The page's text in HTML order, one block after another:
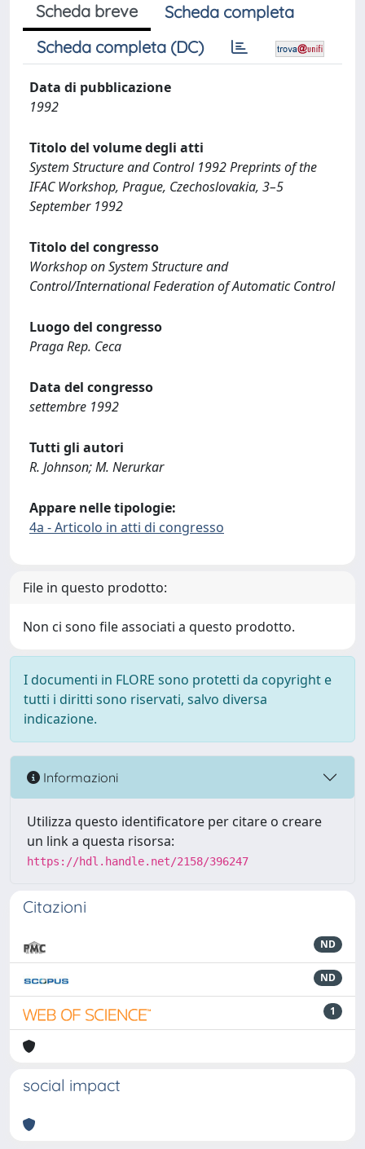
Scheda breve
Scheda completa
Scheda completa (DC)
Data di pubblicazione
1992
Titolo del volume degli atti
System Structure and Control 1992 Preprints of the
IFAC Workshop, Prague, Czechoslovakia, 3–5
September 1992
Titolo del congresso
Workshop on System Structure and
Control/International Federation of Automatic Control
Luogo del congresso
Praga Rep. Ceca
Data del congresso
settembre 1992
Tutti gli autori
R. Johnson; M. Nerurkar
Appare nelle tipologie:
4a - Articolo in atti di congresso
File in questo prodotto:
Non ci sono file associati a questo prodotto.
I documenti in FLORE sono protetti da copyright e
tutti i diritti sono riservati, salvo diversa
indicazione.
Informazioni
Utilizza questo identificatore per citare o creare
un link a questa risorsa:
https://hdl.handle.net/2158/396247
Citazioni
ND
ND
1
social impact